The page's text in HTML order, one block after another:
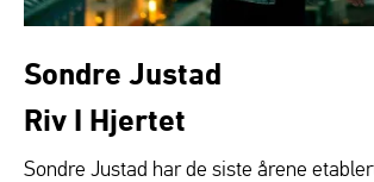
Sondre Justad
Riv I Hjertet
Sondre Justad har de siste årene